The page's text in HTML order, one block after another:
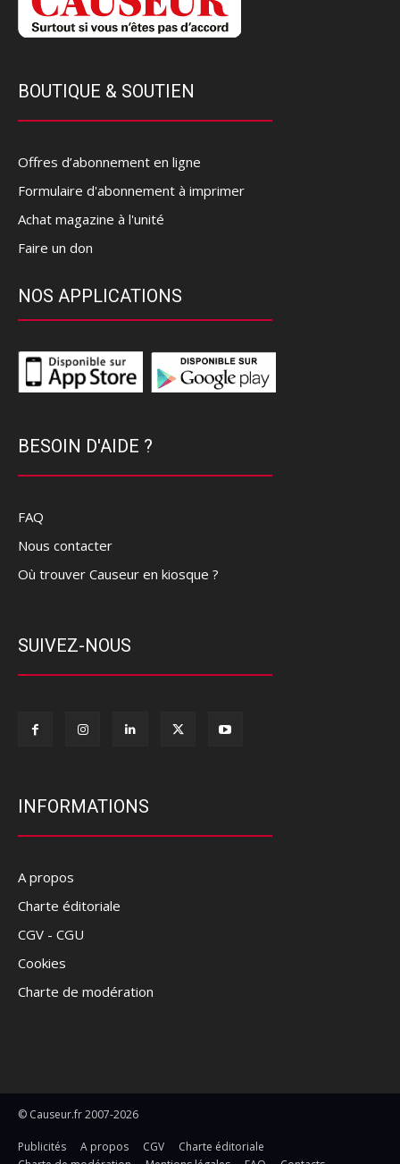
BOUTIQUE & SOUTIEN
Offres d’abonnement en ligne
Formulaire d'abonnement à imprimer
Achat magazine à l'unité
Faire un don
NOS APPLICATIONS
BESOIN D'AIDE ?
FAQ
Nous contacter
Où trouver Causeur en kiosque ?
SUIVEZ-NOUS
INFORMATIONS
A propos
Charte éditoriale
CGV - CGU
Cookies
Charte de modération
© Causeur.fr 2007-2026
Publicités A propos CGV
Charte éditoriale